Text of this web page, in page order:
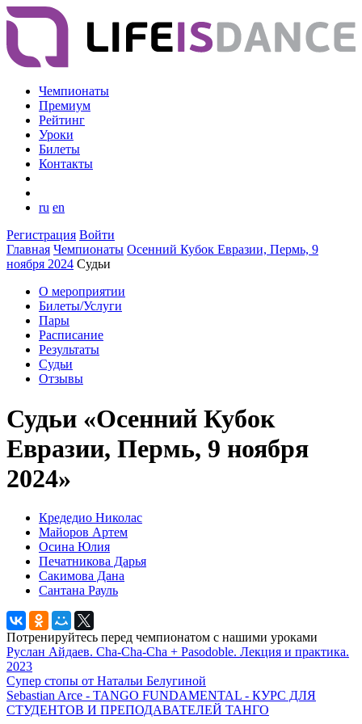
Чемпионаты
Премиум
Рейтинг
Уроки
Билеты
Контакты
ru en
Регистрация Войти
Главная Чемпионаты Осенний Кубок Евразии, Пермь, 9
ноября 2024 Судьи
О мероприятии
Билеты/Услуги
Пары
Расписание
Результаты
Судьи
Отзывы
Судьи «Осенний Кубок
Евразии, Пермь, 9 ноября
2024»
Кредедио Николас
Майоров Артем
Осина Юлия
Печатникова Дарья
Сакимова Дана
Сантана Рауль
Потренируйтесь перед чемпионатом с нашими уроками
Руслан Айдаев. Cha-Cha-Cha + Pasodoble. Лекция и практика.
2023
Супер стопы от Натальи Белугиной
Sebastian Arce - TANGO FUNDAMENTAL - КУРС ДЛЯ
СТУДЕНТОВ И ПРЕПОДАВАТЕЛЕЙ ТАНГО